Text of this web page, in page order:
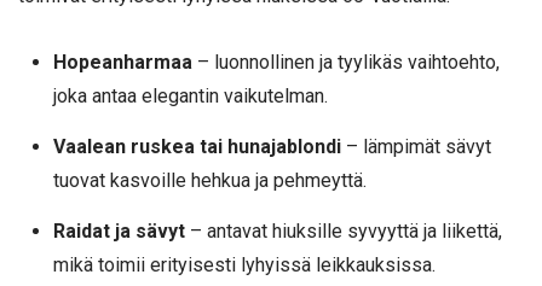
Hopeanharmaa– luonnollinen ja tyylikäs vaihtoehto,
joka antaa elegantin vaikutelman.
Vaalean ruskea tai hunajablondi– lämpimät sävyt
tuovat kasvoille hehkua ja pehmeyttä.
Raidat ja sävyt– antavat hiuksille syvyyttä ja liikettä,
mikä toimii erityisesti lyhyissä leikkauksissa.